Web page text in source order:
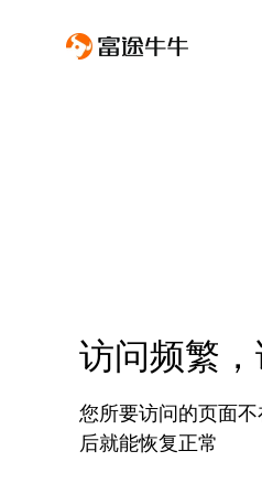
访问频繁
您所要访问的页面
后就能恢复正常